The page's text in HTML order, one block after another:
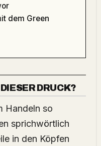
dem Green
DRUCK?
Handeln so
sprichwörtlich
in den Köpfen